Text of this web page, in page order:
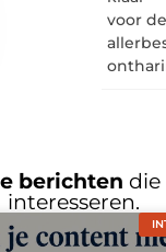
voor de
berichten
interesseren.